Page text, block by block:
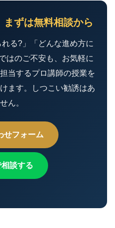
ずは無料相談から
れる?」「どんな進め方に
のご不安も、お気軽に
当するプロ講師の授業を
ます。しつこい勧誘はあ
ん。
せフォーム
談する